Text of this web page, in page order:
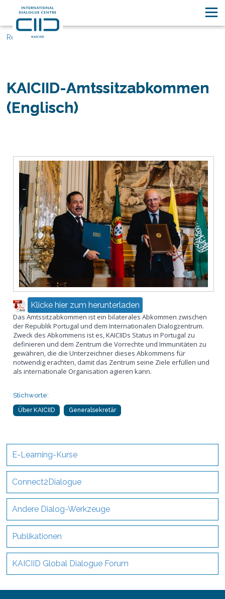
Ressourcen
KAICIID-Amtssitzabkommen
(Englisch)
Klicke hier zum herunterladen
Das Amtssitzabkommen ist ein bilaterales Abkommen zwischen
der Republik Portugal und dem Internationalen Dialogzentrum.
Zweck des Abkommens ist es, KAICIIDs Status in Portugal zu
definieren und dem Zentrum die Vorrechte und Immunitäten zu
gewähren, die die Unterzeichner dieses Abkommens für
notwendig erachten, damit das Zentrum seine Ziele erfüllen und
als internationale Organisation agieren kann.
Stichworte:
Über KAICIID Generalsekretär
E-Learning-Kurse
Connect2Dialogue
Andere Dialog-Werkzeuge
Publikationen
KAICIID Global Dialogue Forum